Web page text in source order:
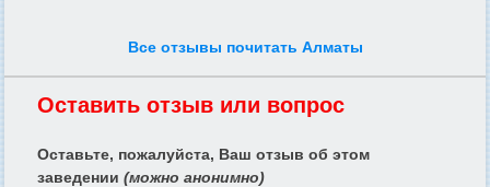
Все отзывы почитать Алматы
Оставить отзыв или вопрос
Оставьте, пожалуйста, Ваш отзыв об этом
заведении (можно анонимно)